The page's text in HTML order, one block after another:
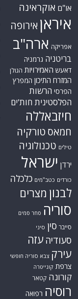
או"ם אוקראינה
איראן אירופה
אפריקה ארה"ב
בריטניה גרמניה
דאעש האמירויות הגולן
המזרח התיכון המפרץ
הפרסי הרשות
הפלסטינית חות'ים
חיזבאללה
חמאס טורקיה
טילים טכנולוגיה
ירדן ישראל
כורדים כטב"מים כלכלה
לבנון מצרים
סוריה סחר סמים
סייבר סין סיני
סעודיה עזה
עירק צבא סוריה חופשי
צרפת קונייטרה
קורונה קטאר
רוסיה רפואה